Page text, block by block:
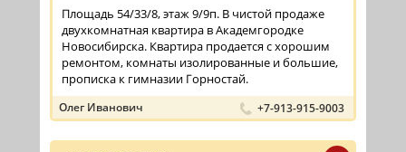
Площадь 54/33/8, этаж 9/9п. В чистой продаже
двухкомнатная квартира в Академгородке
Новосибирска. Квартира продается с хорошим
ремонтом, комнаты изолированные и большие,
прописка к гимназии Горностай.
Олег Иванович +7-913-915-9003